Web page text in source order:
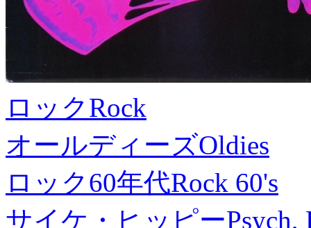
ロックRock
オールディーズOldies
ロック60年代Rock 60's
サイケ・ヒッピーPsych,